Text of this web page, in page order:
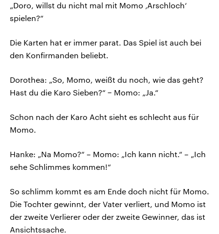
„Doro, willst du nicht mal mit Momo ‚Arschloch‘
spielen?“
Die Karten hat er immer parat. Das Spiel ist auch bei
den Konfirmanden beliebt.
Dorothea: „So, Momo, weißt du noch, wie das geht?
Hast du die Karo Sieben?“ − Momo: „Ja.“
Schon nach der Karo Acht sieht es schlecht aus für
Momo.
Hanke: „Na Momo?“ – Momo: „Ich kann nicht.“ – „Ich
sehe Schlimmes kommen!“
So schlimm kommt es am Ende doch nicht für Momo.
Die Tochter gewinnt, der Vater verliert, und Momo ist
der zweite Verlierer oder der zweite Gewinner, das ist
Ansichtssache.